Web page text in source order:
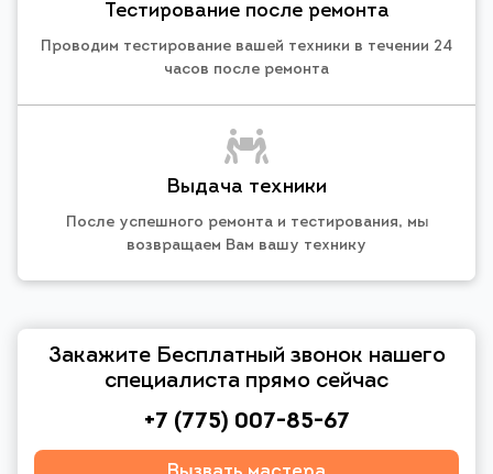
Тестирование после ремонта
Проводим тестирование вашей техники в течении 24
часов после ремонта
Выдача техники
После успешного ремонта и тестирования, мы
возвращаем Вам вашу технику
Закажите Бесплатный звонок нашего
специалиста прямо сейчас
+7 (775) 007-85-67